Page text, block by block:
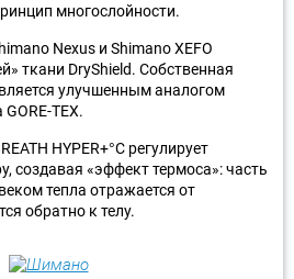
многослойности.
Nexus и Shimano XEFO
ткани DryShield. Собственная
улучшенным аналогом
TEX.
HYPER+°C регулирует
создавая «эффект термоса»: часть
тепла отражается от
обратно к телу.